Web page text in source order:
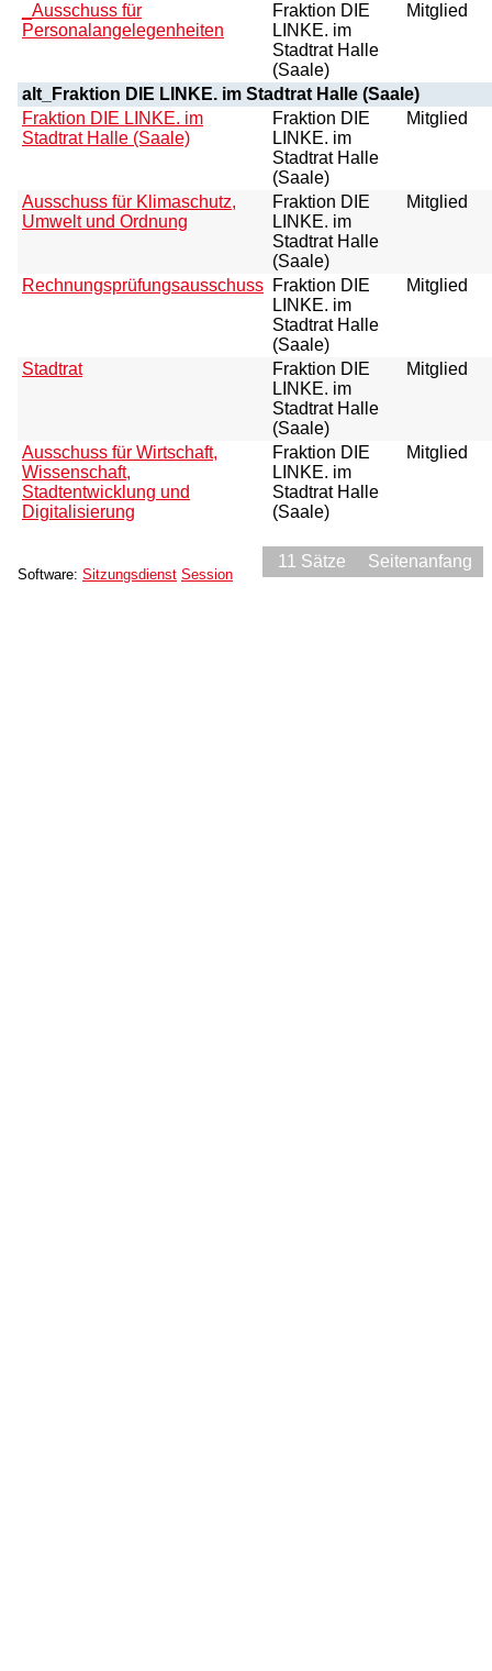
_Ausschuss für
Personalangelegenheiten
Fraktion DIE
LINKE. im
Stadtrat Halle
(Saale)
Mitglied
alt_Fraktion DIE LINKE. im Stadtrat Halle (Saale)
Fraktion DIE LINKE. im
Stadtrat Halle (Saale)
Fraktion DIE
LINKE. im
Stadtrat Halle
(Saale)
Mitglied
Ausschuss für Klimaschutz,
Umwelt und Ordnung
Fraktion DIE
LINKE. im
Stadtrat Halle
(Saale)
Mitglied
Rechnungsprüfungsausschuss Fraktion DIE
LINKE. im
Stadtrat Halle
(Saale)
Mitglied
Stadtrat
Fraktion DIE
LINKE. im
Stadtrat Halle
(Saale)
Mitglied
Ausschuss für Wirtschaft,
Wissenschaft,
Stadtentwicklung und
Digitalisierung
Fraktion DIE
LINKE. im
Stadtrat Halle
(Saale)
Mitglied
11 Sätze Seitenanfang
Software: Sitzungsdienst Session